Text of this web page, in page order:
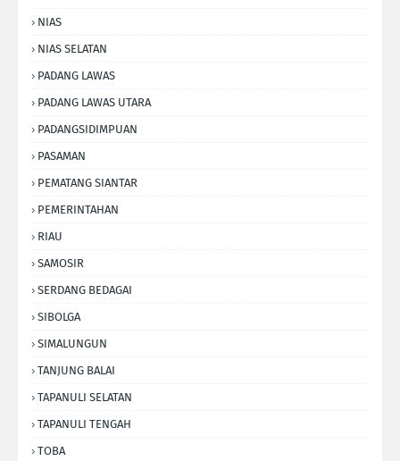
NIAS
NIAS SELATAN
PADANG LAWAS
PADANG LAWAS UTARA
PADANGSIDIMPUAN
PASAMAN
PEMATANG SIANTAR
PEMERINTAHAN
RIAU
SAMOSIR
SERDANG BEDAGAI
SIBOLGA
SIMALUNGUN
TANJUNG BALAI
TAPANULI SELATAN
TAPANULI TENGAH
TOBA